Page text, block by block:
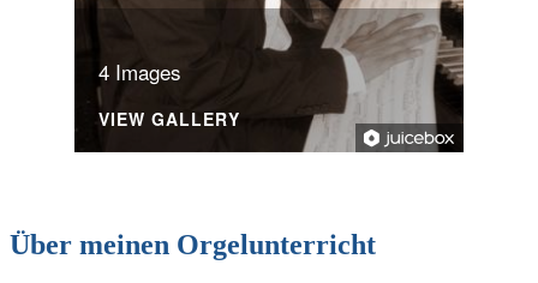
4 Images
VIEW GALLERY
Über meinen Orgelunterricht